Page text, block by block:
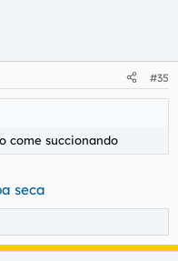
#35
come succionando
seca